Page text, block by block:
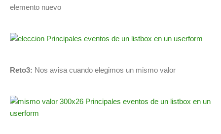
elemento nuevo
Reto3: Nos avisa cuando elegimos un mismo valor